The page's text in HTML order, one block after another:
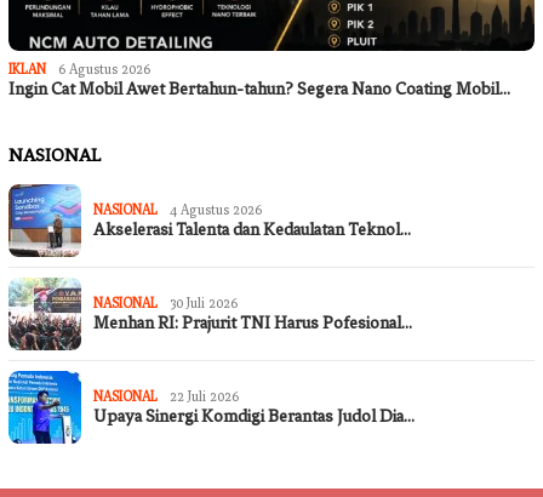
IKLAN 6 Agustus 2026
Ingin Cat Mobil Awet Bertahun-tahun? Segera Nano Coating Mobil…
NASIONAL
NASIONAL 4 Agustus 2026
Akselerasi Talenta dan Kedaulatan Teknol…
NASIONAL 30 Juli 2026
Menhan RI: Prajurit TNI Harus Pofesional…
NASIONAL 22 Juli 2026
Upaya Sinergi Komdigi Berantas Judol Dia…